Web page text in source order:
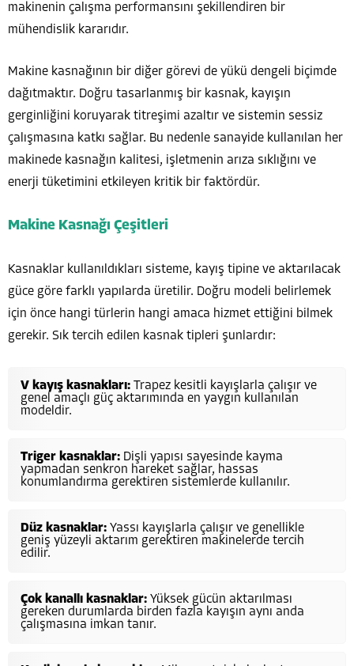
makinenin çalışma performansını şekillendiren bir
mühendislik kararıdır.
Makine kasnağının bir diğer görevi de yükü dengeli biçimde
dağıtmaktır. Doğru tasarlanmış bir kasnak, kayışın
gerginliğini koruyarak titreşimi azaltır ve sistemin sessiz
çalışmasına katkı sağlar. Bu nedenle sanayide kullanılan her
makinede kasnağın kalitesi, işletmenin arıza sıklığını ve
enerji tüketimini etkileyen kritik bir faktördür.
Makine Kasnağı Çeşitleri
Kasnaklar kullanıldıkları sisteme, kayış tipine ve aktarılacak
güce göre farklı yapılarda üretilir. Doğru modeli belirlemek
için önce hangi türlerin hangi amaca hizmet ettiğini bilmek
gerekir. Sık tercih edilen kasnak tipleri şunlardır:
V kayış kasnakları: Trapez kesitli kayışlarla çalışır ve
genel amaçlı güç aktarımında en yaygın kullanılan
modeldir.
Triger kasnaklar: Dişli yapısı sayesinde kayma
yapmadan senkron hareket sağlar, hassas
konumlandırma gerektiren sistemlerde kullanılır.
Düz kasnaklar: Yassı kayışlarla çalışır ve genellikle
geniş yüzeyli aktarım gerektiren makinelerde tercih
edilir.
Çok kanallı kasnaklar: Yüksek gücün aktarılması
gereken durumlarda birden fazla kayışın aynı anda
çalışmasına imkan tanır.